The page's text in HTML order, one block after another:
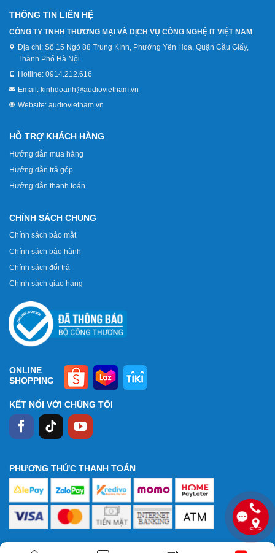
THÔNG TIN LIÊN HỆ
CÔNG TY TNHH THƯƠNG MẠI VÀ DỊCH VỤ CÔNG NGHỆ IT VIỆT NAM
Địa chỉ: Số 15 Ngõ 88 Trung Kính, Phường Yên Hoà, Quận Cầu Giấy,
Thành Phố Hà Nội
Hotline: 0914.212.616
Email: kinhdoanh@audiovietnam.vn
Website: audiovietnam.vn
HỖ TRỢ KHÁCH HÀNG
Hướng dẫn mua hàng
Hướng dẫn trả góp
Hướng dẫn thanh toán
CHÍNH SÁCH CHUNG
Chính sách bảo mật
Chính sách bảo hành
Chính sách đổi trả
Chính sách giao hàng
ONLINE
SHOPPING
KẾT NỐI VỚI CHÚNG TÔI
PHƯƠNG THỨC THANH TOÁN